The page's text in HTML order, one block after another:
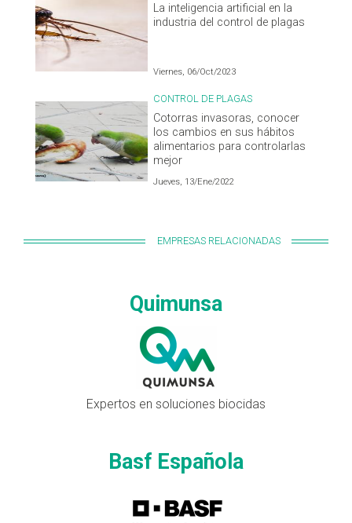
La inteligencia artificial en la
industria del control de plagas
Viernes, 06/Oct/2023
CONTROL DE PLAGAS
Cotorras invasoras, conocer
los cambios en sus hábitos
alimentarios para controlarlas
mejor
Jueves, 13/Ene/2022
EMPRESAS RELACIONADAS
Quimunsa
Expertos en soluciones biocidas
Basf Española